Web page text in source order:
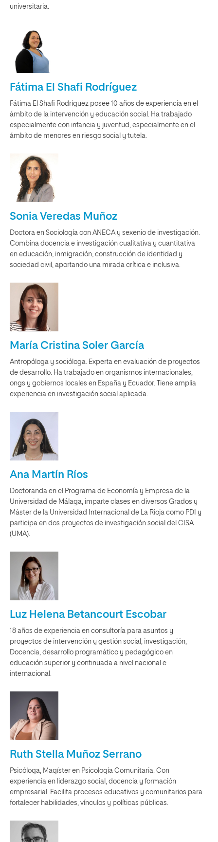
universitaria.
Fátima El Shafi Rodríguez
Fátima El Shafi Rodríguez posee 10 años de experiencia en el
ámbito de la intervención y educación social. Ha trabajado
especialmente con infancia y juventud, especialmente en el
ámbito de menores en riesgo social y tutela.
Sonia Veredas Muñoz
Doctora en Sociología con ANECA y sexenio de investigación.
Combina docencia e investigación cualitativa y cuantitativa
en educación, inmigración, construcción de identidad y
sociedad civil, aportando una mirada crítica e inclusiva.
María Cristina Soler García
Antropóloga y socióloga. Experta en evaluación de proyectos
de desarrollo. Ha trabajado en organismos internacionales,
ongs y gobiernos locales en España y Ecuador. Tiene amplia
experiencia en investigación social aplicada.
Ana Martín Ríos
Doctoranda en el Programa de Economía y Empresa de la
Universidad de Málaga, imparte clases en diversos Grados y
Máster de la Universidad Internacional de La Rioja como PDI y
participa en dos proyectos de investigación social del CISA
(UMA).
Luz Helena Betancourt Escobar
18 años de experiencia en consultoría para asuntos y
proyectos de intervención y gestión social, investigación,
Docencia, desarrollo programático y pedagógico en
educación superior y continuada a nivel nacional e
internacional.
Ruth Stella Muñoz Serrano
Psicóloga, Magíster en Psicología Comunitaria. Con
experiencia en liderazgo social, docencia y formación
empresarial. Facilita procesos educativos y comunitarios para
fortalecer habilidades, vínculos y políticas públicas.